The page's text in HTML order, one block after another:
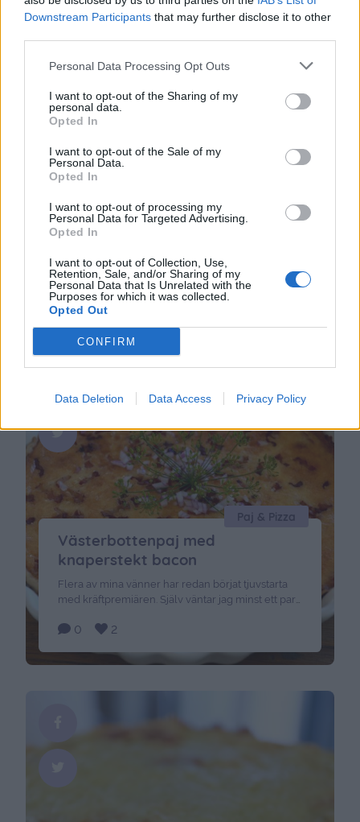
Downstream Participants that may further disclose it to other
Personal Data Processing Opt Outs
I want to opt-out of the Sharing of my
personal data.
Opted In
I want to opt-out of the Sale of my
Personal Data.
Opted In
I want to opt-out of processing my
Personal Data for Targeted Advertising.
Opted In
I want to opt-out of Collection, Use,
Retention, Sale, and/or Sharing of my
Personal Data that Is Unrelated with the
Purposes for which it was collected.
Opted Out
CONFIRM
Data Deletion Data Access Privacy Policy
Continued
Ost & Skinkpaj
de fick bestämma vad vi skulle hitta på.Valet föll
på simhallen, dock inte Kalmars äventyrsbad. Utan
vi styr kosan mot Mönsterås, har inte varit där
sedan Jacob & Thelma var små. Så det ska bli kul
att besöka. Här kommer den goda Ost &
Skinkpajen som …
1 8
Paj & Pizza
Västerbottenpaj med
knaperstekt bacon
Flera av mina vänner har redan börjat tjuvstarta
med kräftpremiären. Själv väntar jag minst ett par
så kommer här en riktigt god paj. Varsågoda. Det
msk kallt vatten Fyllning: 120 gram bacon (strimlat
0 2
Paj & Pizza